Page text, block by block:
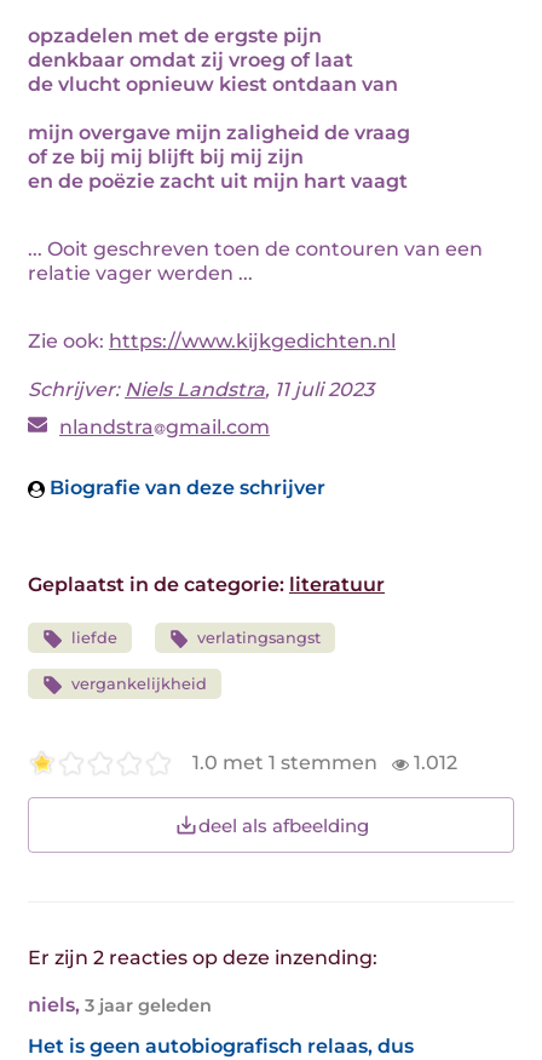
opzadelen met de ergste pijn
denkbaar omdat zij vroeg of laat
de vlucht opnieuw kiest ontdaan van
mijn overgave mijn zaligheid de vraag
of ze bij mij blijft bij mij zijn
en de poëzie zacht uit mijn hart vaagt
... Ooit geschreven toen de contouren van een
relatie vager werden ...
Zie ook: https://www.kijkgedichten.nl
Schrijver: Niels Landstra, 11 juli 2023
nlandstra gmail.com
Biografie van deze schrijver
Geplaatst in de categorie: literatuur
liefde verlatingsangst
vergankelijkheid
1.0 met 1 stemmen 1.012
deel als afbeelding
Er zijn 2 reacties op deze inzending:
niels, 3 jaar geleden
Het is geen autobiografisch relaas, dus